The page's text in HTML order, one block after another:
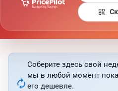
qr_code
autorenew
Соберите здесь свой
мы в любой момент
его дешевле.